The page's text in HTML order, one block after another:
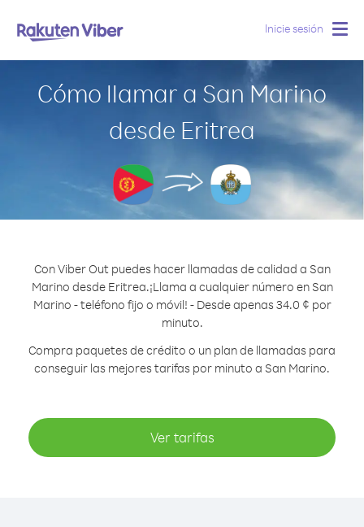
Inicie sesión
Cómo llamar a San Marino
desde Eritrea
Con Viber Out puedes hacer llamadas de calidad a San
Marino desde Eritrea.¡Llama a cualquier número en San
Marino - teléfono fijo o móvil! - Desde apenas 34.0 ¢ por
minuto.
Compra paquetes de crédito o un plan de llamadas para
conseguir las mejores tarifas por minuto a San Marino.
Ver tarifas